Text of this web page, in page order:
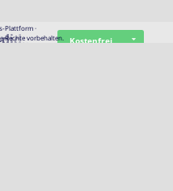
did… Kostenfrei
Plattform·
Rechte vorbehalten.